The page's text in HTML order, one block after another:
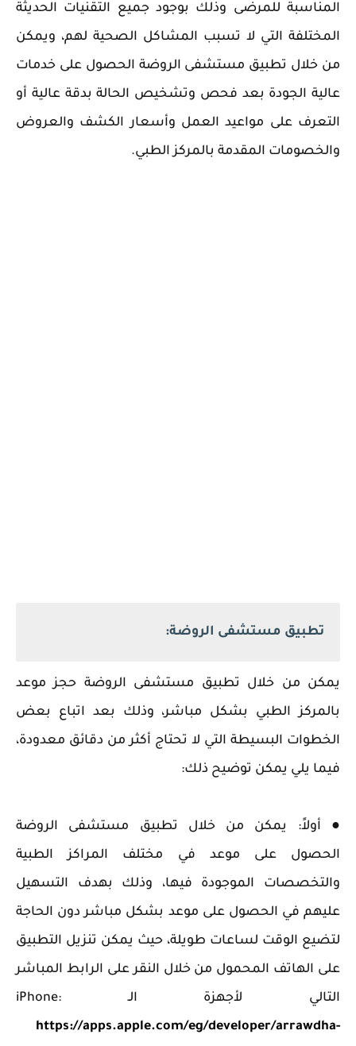
المناسبة للمرضى وذلك بوجود جميع التقنيات الحديثة
المختلفة التي لا تسبب المشاكل الصحية لهم، ويمكن
من خلال تطبيق مستشفى الروضة الحصول على خدمات
عالية الجودة بعد فحص وتشخيص الحالة بدقة عالية أو
التعرف على مواعيد العمل وأسعار الكشف والعروض
والخصومات المقدمة بالمركز الطبي.
تطبيق مستشفى الروضة:
يمكن من خلال تطبيق مستشفى الروضة حجز موعد
بالمركز الطبي بشكل مباشر، وذلك بعد اتباع بعض
الخطوات البسيطة التي لا تحتاج أكثر من دقائق معدودة،
فيما يلي يمكن توضيح ذلك:
● أولاً: يمكن من خلال تطبيق مستشفى الروضة
الحصول على موعد في مختلف المراكز الطبية
والتخصصات الموجودة فيها، وذلك بهدف التسهيل
عليهم في الحصول على موعد بشكل مباشر دون الحاجة
لتضيع الوقت لساعات طويلة، حيث يمكن تنزيل التطبيق
على الهاتف المحمول من خلال النقر على الرابط المباشر
التالي لأجهزة الـ iPhone:
https://apps.apple.com/eg/developer/arrawdha-